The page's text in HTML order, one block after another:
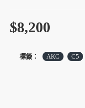
$8,200
標籤： AKG C5